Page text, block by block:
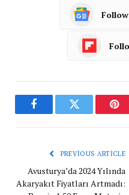
FacebookTwitter
PREVIOUS ARTICLE
Avusturya’da 2024 Yılında
Akaryakıt Fiyatları Artmadı: